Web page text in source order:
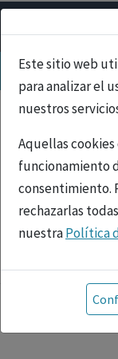
Este sitio web
para analizar el
nuestros
Aquellas cookies
funcionamiento
consentimiento.
rechazarlas
nuestraPolítica
Toda la
referida a
tanto, dirigida
facultados para